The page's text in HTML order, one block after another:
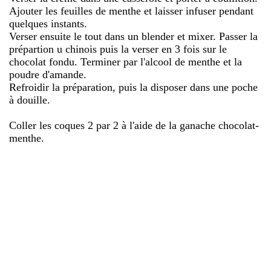
Ajouter les feuilles de menthe et laisser infuser pendant
quelques instants.
Verser ensuite le tout dans un blender et mixer. Passer la
prépartion u chinois puis la verser en 3 fois sur le
chocolat fondu. Terminer par l'alcool de menthe et la
poudre d'amande.
Refroidir la préparation, puis la disposer dans une poche
à douille.
Coller les coques 2 par 2 à l'aide de la ganache chocolat-
menthe.